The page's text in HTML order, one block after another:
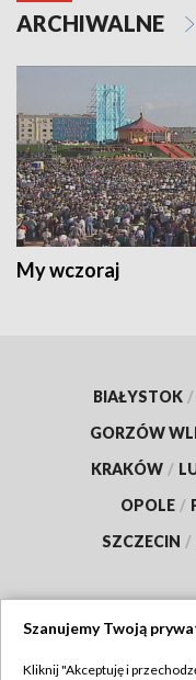
ARCHIWALNE
My wczoraj
BIAŁYSTOK /
GORZÓW
KRAKÓW /
OPOLE /
SZCZECIN /
Szanujemy Twoją
Kliknij "Akceptuję i